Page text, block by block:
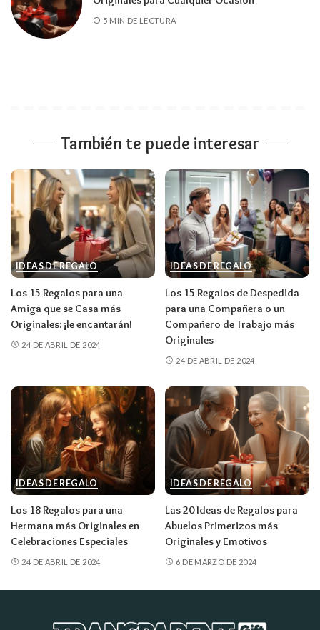
5 MIN DE LECTURA
También te puede interesar
IDEAS DE REGALO
Los 15 Regalos para una
Amiga que se Casa más
Originales: ¡le encantarán!
24 DE ABRIL DE 2024
IDEAS DE REGALO
Los 15 Regalos de Despedida
para una Compañera o un
Compañero de Trabajo más
Originales
24 DE ABRIL DE 2024
IDEAS DE REGALO
Los 18 Regalos para una
Hermana más Originales en
Celebraciones Especiales
24 DE ABRIL DE 2024
IDEAS DE REGALO
Las 20 Ideas de Regalos para
Abuelos Primerizos más
Originales y Emotivos
6 DE MARZO DE 2024